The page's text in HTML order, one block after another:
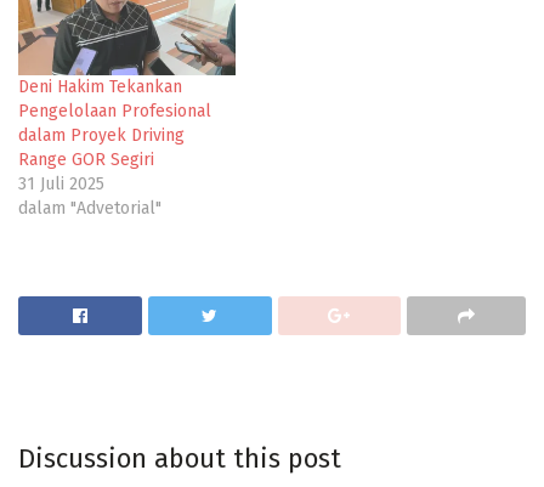
Deni Hakim Tekankan
Pengelolaan Profesional
dalam Proyek Driving
Range GOR Segiri
31 Juli 2025
dalam "Advetorial"
Discussion about this post